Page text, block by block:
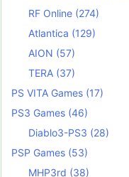
RF Online (274)
Atlantica (129)
AION (57)
TERA (37)
PS VITA Games (17)
PS3 Games (46)
Diablo3-PS3 (28)
PSP Games (53)
MHP3rd (38)